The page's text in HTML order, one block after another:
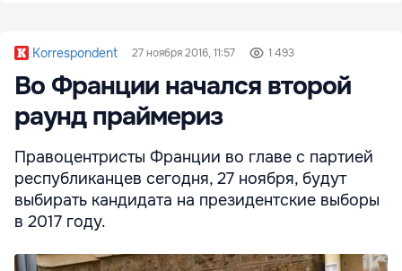
Korrespondent 27 ноября 2016, 11:57 1 493
Во Франции начался второй
раунд праймериз
Правоцентристы Франции во главе с партией
республиканцев сегодня, 27 ноября, будут
выбирать кандидата на президентские выборы
в 2017 году.